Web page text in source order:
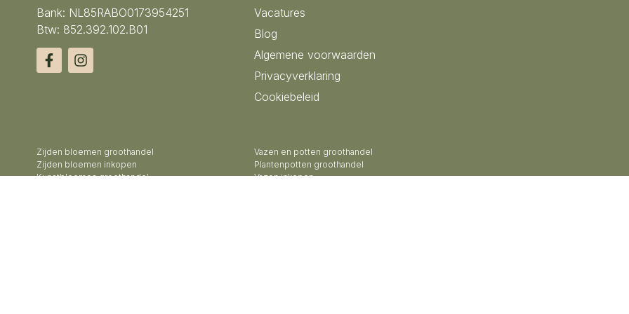
Bank: NL85RABO0173954251
Btw: 852.392.102.B01
Vacatures
Blog
Algemene voorwaarden
Privacyverklaring
Cookiebeleid
Zijden bloemen groothandel
Zijden bloemen inkopen
Kunstbloemen groothandel
Vazen en potten groothandel
Plantenpotten groothandel
Vazen inkopen